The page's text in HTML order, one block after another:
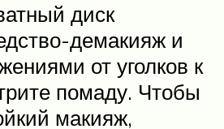
диск
демакияж и
от уголков к
помаду. Чтобы
макияж,